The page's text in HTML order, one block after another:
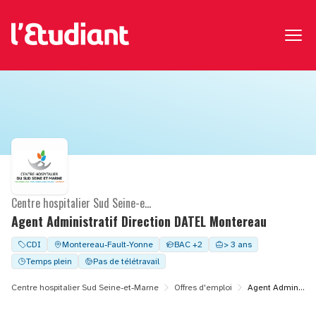
Agent Administratif Direction DATEL Montereau
Centre hospitalier Sud Seine-et-Marne
CDI Montereau-Fault-Yonne BAC +2
> 3 ans
Temps plein
Pas de télétravail
Centre hospitalier Sud Seine-et-Marne Offres d'emploi Agent Administratif Direction DATEL Montereau